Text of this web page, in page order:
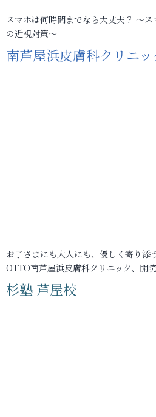
スマホは何時間までなら大丈夫？ ～
の近視対策～
南芦屋浜皮膚科クリニッ
お子さまにも大人にも、優しく寄り添
OTTO南芦屋浜皮膚科クリニック、開院
杉塾 芦屋校